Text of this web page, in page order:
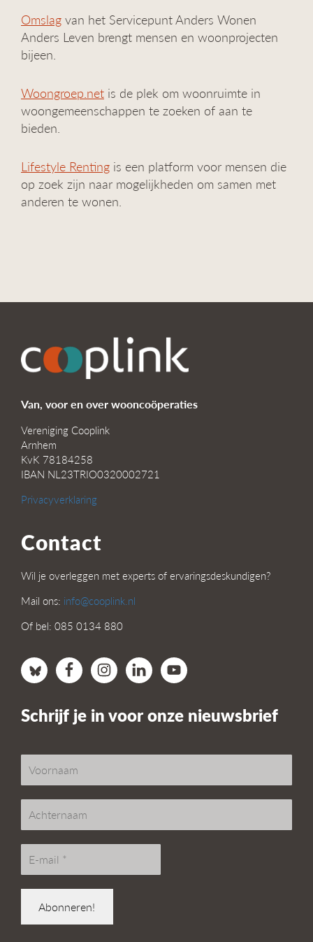
Omslag van het Servicepunt Anders Wonen
Anders Leven brengt mensen en woonprojecten
bijeen.
Woongroep.net is de plek om woonruimte in
woongemeenschappen te zoeken of aan te
bieden.
Lifestyle Renting is een platform voor mensen die
op zoek zijn naar mogelijkheden om samen met
anderen te wonen.
Van, voor en over wooncoöperaties
Vereniging Cooplink
Arnhem
KvK 78184258
IBAN NL23TRIO0320002721
Privacyverklaring
Contact
Wil je overleggen met experts of ervaringsdeskundigen?
Mail ons: info@cooplink.nl
Of bel: 085 0134 880
Schrijf je in voor onze nieuwsbrief